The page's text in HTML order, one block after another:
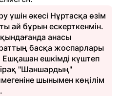
үшін әкесі Нұртасқа өзім
ай бұрын ескерткенмін.
анасы
басқа жоспарлары
Ешқашан ешкімді күштеп
"Шаншардың"
шынымен көңілім